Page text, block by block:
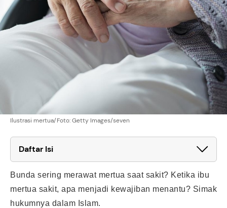
Ilustrasi mertua/Foto: Getty Images/seven
Daftar Isi
Bunda sering merawat mertua saat sakit? Ketika ibu
mertua sakit, apa menjadi kewajiban menantu? Simak
hukumnya dalam Islam.